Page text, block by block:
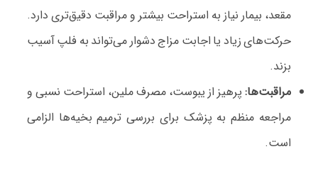
مقعد، بیمار نیاز به استراحت بیشتر و مراقبت دقیق‌تری دارد.
حرکت‌های زیاد یا اجابت مزاج دشوار می‌تواند به فلپ آسیب
بزند.
مراقبت‌ها: پرهیز از یبوست، مصرف ملین، استراحت نسبی و
مراجعه منظم به پزشک برای بررسی ترمیم بخیه‌ها الزامی
است.